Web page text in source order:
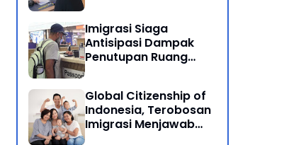
Imigrasi Siaga
Antisipasi Dampak
Penutupan Ruang
Global Citizenship of
Indonesia, Terobosan
Imigrasi Menjawab